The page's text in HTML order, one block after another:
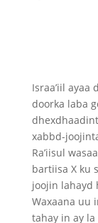
Israa’iil ayaa
doorka laba
xabbd-
Ra’iisul
bartiisa X ku
joojin lahayd
Waxaana uu
tahay in ay la